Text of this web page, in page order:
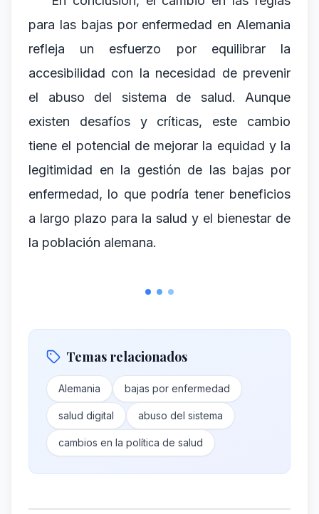
para las bajas por enfermedad en Alemania
refleja un esfuerzo por equilibrar la
accesibilidad con la necesidad de prevenir
el abuso del sistema de salud. Aunque
existen desafíos y críticas, este cambio
tiene el potencial de mejorar la equidad y la
legitimidad en la gestión de las bajas por
enfermedad, lo que podría tener beneficios
a largo plazo para la salud y el bienestar de
la población alemana.
Temas relacionados
Alemania bajas por enfermedad
salud digital abuso del sistema
cambios en la política de salud